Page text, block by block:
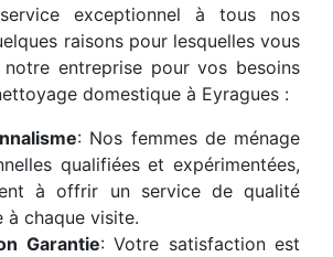
exceptionnel à tous nos
raisons pour lesquelles vous
entreprise pour vos besoins
domestique à Eyragues :
: Nos femmes de ménage
qualifiées et expérimentées,
à offrir un service de qualité
à chaque visite.
Garantie: Votre satisfaction est